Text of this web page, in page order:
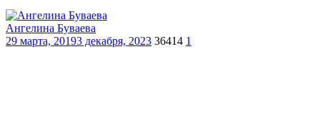
Ангелина Буваева
29 марта, 20193 декабря, 2023 36414 1